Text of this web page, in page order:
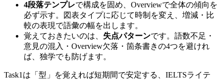
4段落テンプレで構成を固め、Overviewで全体の傾向を
必ず示す。図表タイプに応じて時制を変え、増減・比
較の表現で語彙の幅を出します。
覚えておきたいのは、 失点パターンです。語数不足・
意見の混入・Overview欠落・箇条書きの4つを避けれ
ば、独学でも防げます。
Task1は「型」を覚えれば短期間で安定する、IELTSライテ